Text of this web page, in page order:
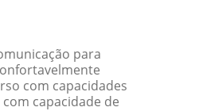
para
com capacidades
capacidade de